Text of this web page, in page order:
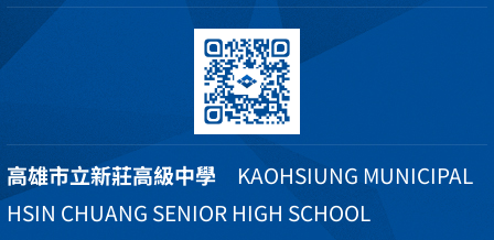
高雄市立新莊高級中學 KAOHSIUNG MUNICIPAL
HSIN CHUANG SENIOR HIGH SCHOOL